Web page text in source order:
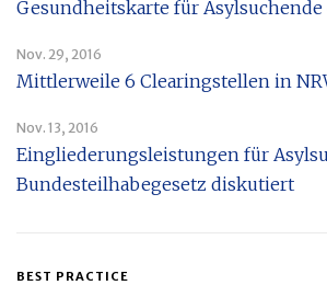
Gesundheitskarte für
Nov. 29, 2016
Mittlerweile 6 Clearingstellen in
Nov. 13, 2016
Eingliederungsleistungen für
Bundesteilhabegesetz diskutiert
BEST PRACTICE